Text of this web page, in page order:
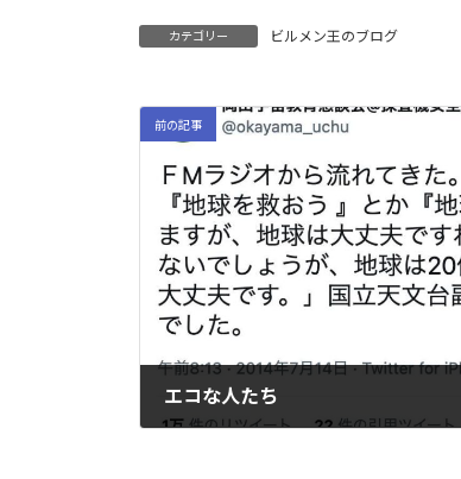
カテゴリー ビルメン王のブログ
前の記事
エコな人たち